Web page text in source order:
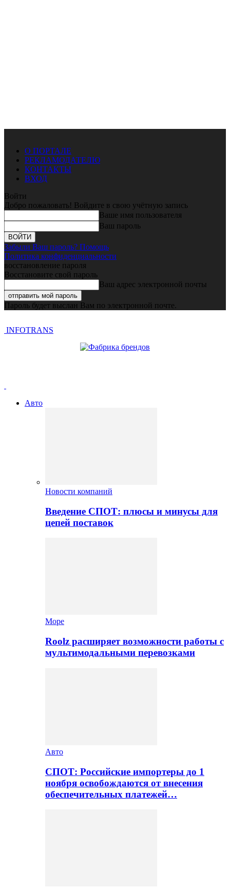
О ПОРТАЛЕ
РЕКЛАМОДАТЕЛЮ
КОНТАКТЫ
ВХОД
Войти
Добро пожаловать! Войдите в свою учётную запись
Ваше имя пользователя
Ваш пароль
Забыли Ваш пароль? Помощь
Политика конфиденциальности
восстановление пароля
Восстановите свой пароль
Ваш адрес электронной почты
Пароль будет выслан Вам по электронной почте.
INFOTRANS
Авто
Новости компаний
Введение СПОТ: плюсы и минусы для
цепей поставок
Море
Roolz расширяет возможности работы с
мультимодальными перевозками
Авто
СПОТ: Российские импортеры до 1
ноября освобождаются от внесения
обеспечительных платежей…